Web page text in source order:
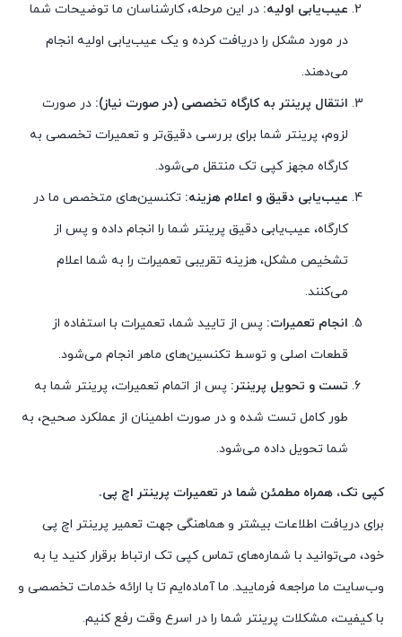
عیب‌یابی اولیه: در این مرحله، کارشناسان ما توضیحات شما
در مورد مشکل را دریافت کرده و یک عیب‌یابی اولیه انجام
می‌دهند.
انتقال پرینتر به کارگاه تخصصی (در صورت نیاز): در صورت
لزوم، پرینتر شما برای بررسی دقیق‌تر و تعمیرات تخصصی به
کارگاه مجهز کپی تک منتقل می‌شود.
عیب‌یابی دقیق و اعلام هزینه: تکنسین‌های متخصص ما در
کارگاه، عیب‌یابی دقیق پرینتر شما را انجام داده و پس از
تشخیص مشکل، هزینه تقریبی تعمیرات را به شما اعلام
می‌کنند.
انجام تعمیرات: پس از تایید شما، تعمیرات با استفاده از
قطعات اصلی و توسط تکنسین‌های ماهر انجام می‌شود.
تست و تحویل پرینتر: پس از اتمام تعمیرات، پرینتر شما به
طور کامل تست شده و در صورت اطمینان از عملکرد صحیح، به
شما تحویل داده می‌شود.
کپی تک، همراه مطمئن شما در تعمیرات پرینتر اچ پی.
برای دریافت اطلاعات بیشتر و هماهنگی جهت تعمیر پرینتر اچ پی
خود، می‌توانید با شماره‌های تماس کپی تک ارتباط برقرار کنید یا به
وب‌سایت ما مراجعه فرمایید. ما آماده‌ایم تا با ارائه خدمات تخصصی و
با کیفیت، مشکلات پرینتر شما را در اسرع وقت رفع کنیم.